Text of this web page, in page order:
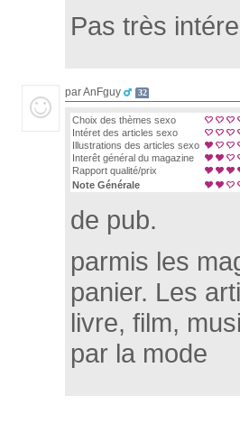
Pas très
par AnFguy 32
Choix des thèmes sexo
Intéret des articles sexo
Illustrations des articles sexo
Interêt général du magazine
Rapport qualité/prix
Note Générale
de pub.
parmis les
panier. Les
livre, film,
par la mode